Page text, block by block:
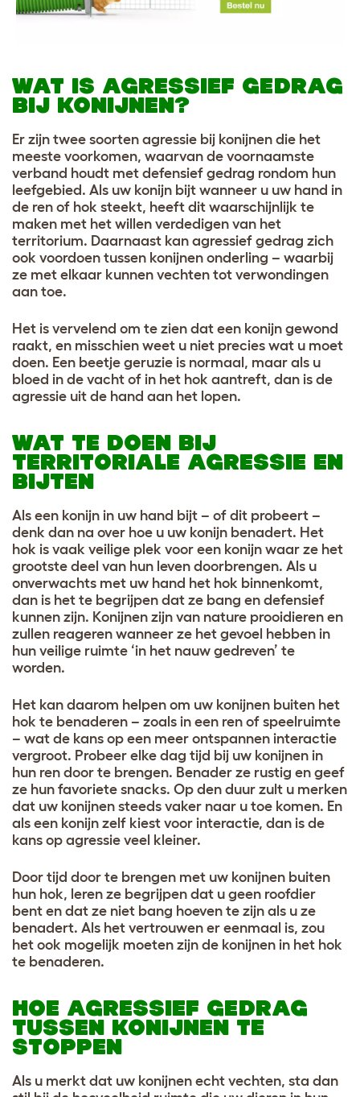
WAT IS AGRESSIEF GEDRAG
BIJ KONIJNEN?
Er zijn twee soorten agressie bij konijnen die het
meeste voorkomen, waarvan de voornaamste
verband houdt met defensief gedrag rondom hun
leefgebied. Als uw konijn bijt wanneer u uw hand in
de ren of hok steekt, heeft dit waarschijnlijk te
maken met het willen verdedigen van het
territorium. Daarnaast kan agressief gedrag zich
ook voordoen tussen konijnen onderling – waarbij
ze met elkaar kunnen vechten tot verwondingen
aan toe.
Het is vervelend om te zien dat een konijn gewond
raakt, en misschien weet u niet precies wat u moet
doen. Een beetje geruzie is normaal, maar als u
bloed in de vacht of in het hok aantreft, dan is de
agressie uit de hand aan het lopen.
WAT TE DOEN BIJ
TERRITORIALE AGRESSIE EN
BIJTEN
Als een konijn in uw hand bijt – of dit probeert –
denk dan na over hoe u uw konijn benadert. Het
hok is vaak veilige plek voor een konijn waar ze het
grootste deel van hun leven doorbrengen. Als u
onverwachts met uw hand het hok binnenkomt,
dan is het te begrijpen dat ze bang en defensief
kunnen zijn. Konijnen zijn van nature prooidieren en
zullen reageren wanneer ze het gevoel hebben in
hun veilige ruimte ‘in het nauw gedreven’ te
worden.
Het kan daarom helpen om uw konijnen buiten het
hok te benaderen – zoals in een ren of speelruimte
– wat de kans op een meer ontspannen interactie
vergroot. Probeer elke dag tijd bij uw konijnen in
hun ren door te brengen. Benader ze rustig en geef
ze hun favoriete snacks. Op den duur zult u merken
dat uw konijnen steeds vaker naar u toe komen. En
als een konijn zelf kiest voor interactie, dan is de
kans op agressie veel kleiner.
Door tijd door te brengen met uw konijnen buiten
hun hok, leren ze begrijpen dat u geen roofdier
bent en dat ze niet bang hoeven te zijn als u ze
benadert. Als het vertrouwen er eenmaal is, zou
het ook mogelijk moeten zijn de konijnen in het hok
te benaderen.
HOE AGRESSIEF GEDRAG
TUSSEN KONIJNEN TE
STOPPEN
Als u merkt dat uw konijnen echt vechten, sta dan